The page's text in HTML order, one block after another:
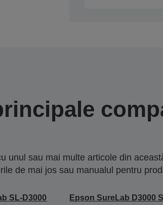
unul sau mai multe articole din
de mai jos sau manualul pentru
SL-D3000
Epson SureLab D3000